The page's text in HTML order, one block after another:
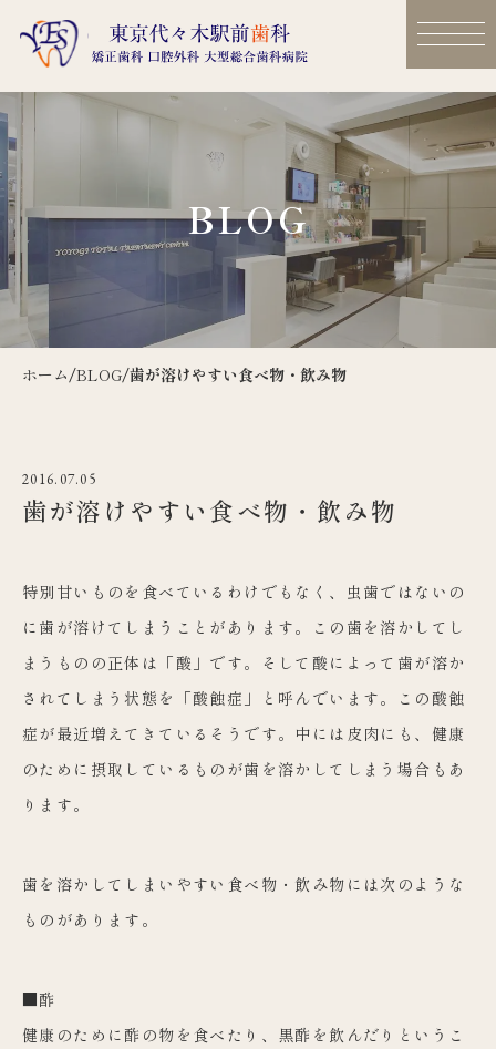
BLOG
ホーム/BLOG/歯が溶けやすい食べ物・飲み物
2016.07.05
歯が溶けやすい食べ物・飲み物
特別甘いものを食べているわけでもなく、虫歯ではないの
に歯が溶けてしまうことがあります。この歯を溶かしてし
まうものの正体は「酸」です。そして酸によって歯が溶か
されてしまう状態を「酸蝕症」と呼んでいます。この酸蝕
症が最近増えてきているそうです。中には皮肉にも、健康
のために摂取しているものが歯を溶かしてしまう場合もあ
ります。
歯を溶かしてしまいやすい食べ物・飲み物には次のような
ものがあります。
■酢
健康のために酢の物を食べたり、黒酢を飲んだりというこ